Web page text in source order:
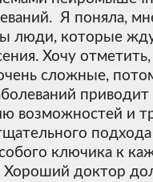
Я поняла,
люди, которые
Хочу
сложные,
приводит
возможностей и
ключика к
Хороший доктор